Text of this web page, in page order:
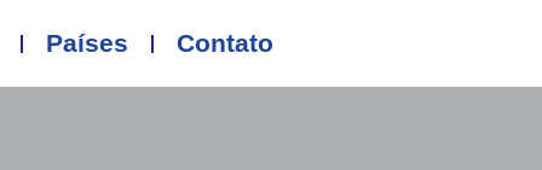
Países Contato